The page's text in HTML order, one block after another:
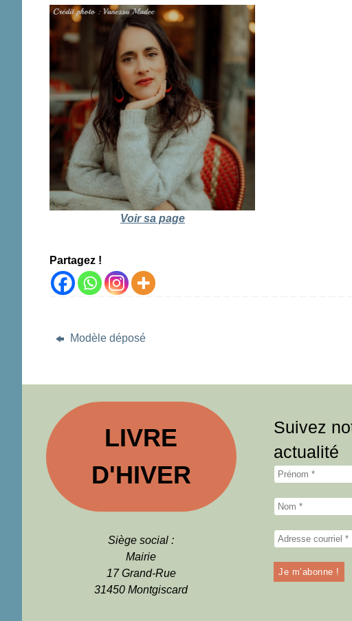
Voir sa page
Partagez !
Modèle déposé
LIVRE
D'HIVER
Siège social :
Mairie
17 Grand-Rue
31450 Montgiscard
Suivez
actualité